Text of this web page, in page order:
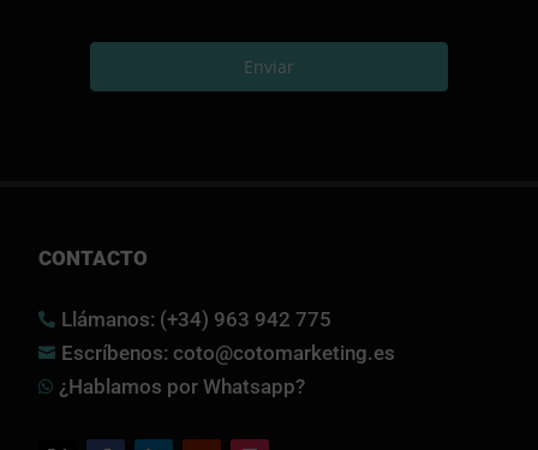
Enviar
CONTACTO
 Llámanos: (+34) 963 942 775
 Escríbenos: coto@cotomarketing.es
 ¿Hablamos por Whatsapp?